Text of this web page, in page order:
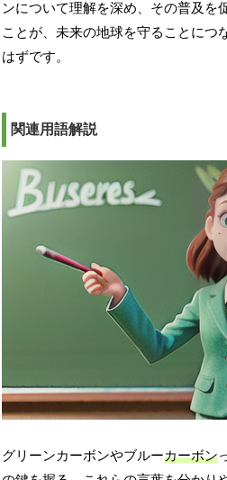
ンについて理解を深め、その普及を
ことが、未来の地球を守ることにつ
はずです。
関連用語解説
グリーンカーボンやブルーカーボン